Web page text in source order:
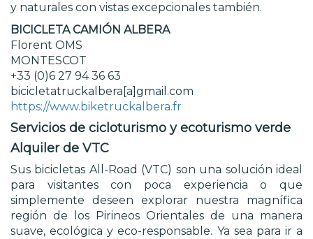
y naturales con vistas excepcionales también.
BICICLETA CAMIÓN ALBERA
Florent OMS
MONTESCOT
+33 (0)6 27 94 36 63
bicicletatruckalbera[a]gmail.com
https://www.biketruckalbera.fr
Servicios de cicloturismo y ecoturismo verde
Alquiler de VTC
Sus bicicletas All-Road (VTC) son una solución ideal
para visitantes con poca experiencia o que
simplemente deseen explorar nuestra magnífica
región de los Pirineos Orientales de una manera
suave, ecológica y eco-responsable. Ya sea para ir a